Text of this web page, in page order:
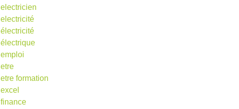
electricien
electricité
électricité
électrique
emploi
etre
etre formation
excel
finance